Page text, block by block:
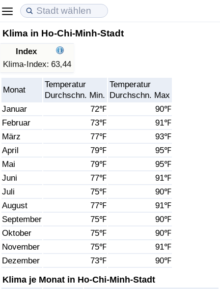
Klima in Ho-Chi-Minh-Stadt
Index
Klima-Index: 63,44
Monat
Temperatur
Durchschn. Min.
Temperatur
Durchschn. Max
Januar
72℉
90℉
Februar
73℉
91℉
März
77℉
93℉
April
79℉
95℉
Mai
79℉
95℉
Juni
77℉
91℉
Juli
75℉
90℉
August
77℉
91℉
September
75℉
90℉
Oktober
75℉
90℉
November
75℉
91℉
Dezember
73℉ 90℉
Klima je Monat in Ho-Chi-Minh-Stadt
Lebenshaltungskosten
Lebenshaltungskosten-Index (aktuell)
Lebenshaltungskosten-Index
Lebenshaltungskosten-Index nach Land
in Akaba
Immobilienpreise
Immobilienpreis-Index (aktuell)
Immobilienpreis-Index
Immobilienpreis-Index nach Land
Lebensqualität
Lebensqualität-Index
Lebensqualität-Index (aktuell)
Lebensqualitätsindex nach Land
Kriminalität
Kriminalitäts-Index (aktuell)
Kriminalitäts-Index
Kriminalitätsindex nach Land
Gesundheitsversorgung
Gesundheitsversorgungs-Index (aktuell)